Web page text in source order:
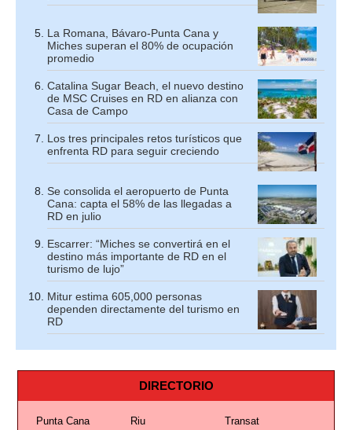
La Romana, Bávaro-Punta Cana y
Miches superan el 80% de ocupación
promedio
Catalina Sugar Beach, el nuevo destino
de MSC Cruises en RD en alianza con
Casa de Campo
Los tres principales retos turísticos que
enfrenta RD para seguir creciendo
Se consolida el aeropuerto de Punta
Cana: capta el 58% de las llegadas a
RD en julio
Escarrer: “Miches se convertirá en el
destino más importante de RD en el
turismo de lujo”
Mitur estima 605,000 personas
dependen directamente del turismo en
RD
DIRECTORIO
Punta Cana Riu
Transat